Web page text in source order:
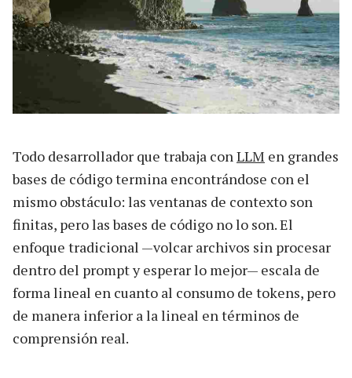
Todo desarrollador que trabaja conLLM en grandes
bases de código termina encontrándose con el
mismo obstáculo: las ventanas de contexto son
finitas, pero las bases de código no lo son. El
enfoque tradicional —volcar archivos sin procesar
dentro del prompt y esperar lo mejor— escala de
forma lineal en cuanto al consumo de tokens, pero
de manera inferior a la lineal en términos de
comprensión real.